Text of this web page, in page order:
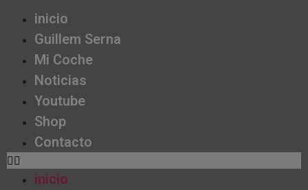
inicio
Guillem Serna
Mi Coche
Noticias
Youtube
Shop
Contacto
inicio